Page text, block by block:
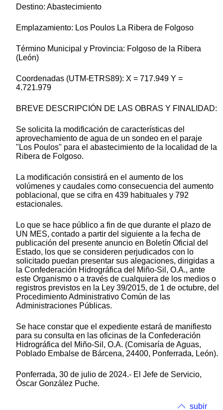
Destino: Abastecimiento
Emplazamiento: Los Poulos La Ribera de Folgoso
Término Municipal y Provincia: Folgoso de la Ribera
(León)
Coordenadas (UTM-ETRS89): X = 717.949 Y =
4.721.979
BREVE DESCRIPCIÓN DE LAS OBRAS Y FINALIDAD:
Se solicita la modificación de características del
aprovechamiento de agua de un sondeo en el paraje
"Los Poulos" para el abastecimiento de la localidad de la
Ribera de Folgoso.
La modificación consistirá en el aumento de los
volúmenes y caudales como consecuencia del aumento
poblacional, que se cifra en 439 habituales y 792
estacionales.
Lo que se hace público a fin de que durante el plazo de
UN MES, contado a partir del siguiente a la fecha de
publicación del presente anuncio en Boletín Oficial del
Estado, los que se consideren perjudicados con lo
solicitado puedan presentar sus alegaciones, dirigidas a
la Confederación Hidrográfica del Miño-Sil, O.A., ante
este Organismo o a través de cualquiera de los medios o
registros previstos en la Ley 39/2015, de 1 de octubre, del
Procedimiento Administrativo Común de las
Administraciones Públicas.
Se hace constar que el expediente estará de manifiesto
para su consulta en las oficinas de la Confederación
Hidrográfica del Miño-Sil, O.A. (Comisaría de Aguas,
Poblado Embalse de Bárcena, 24400, Ponferrada, León).
Ponferrada, 30 de julio de 2024.- El Jefe de Servicio,
Óscar González Puche.
subir